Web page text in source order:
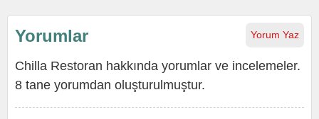
Yorum Yaz
Yorumlar
Chilla Restoran hakkında yorumlar ve incelemeler.
8 tane yorumdan oluşturulmuştur.